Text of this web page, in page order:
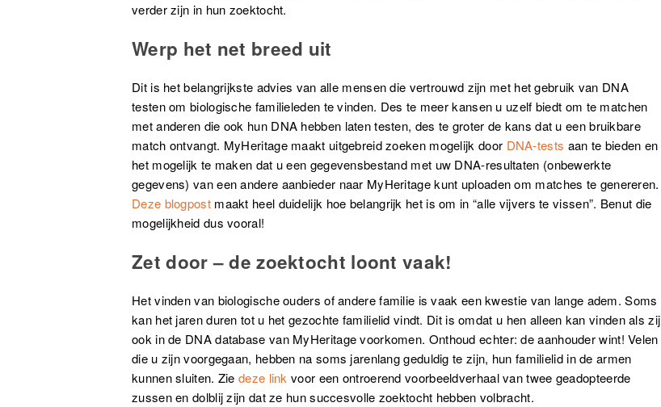
verder zijn in hun zoektocht.
Werp het net breed uit
Dit is het belangrijkste advies van alle mensen die vertrouwd zijn met het gebruik van DNA
testen om biologische familieleden te vinden. Des te meer kansen u uzelf biedt om te matchen
met anderen die ook hun DNA hebben laten testen, des te groter de kans dat u een bruikbare
match ontvangt. MyHeritage maakt uitgebreid zoeken mogelijk door DNA-tests aan te bieden en
het mogelijk te maken dat u een gegevensbestand met uw DNA-resultaten (onbewerkte
gegevens) van een andere aanbieder naar MyHeritage kunt uploaden om matches te genereren.
Deze blogpostmaakt heel duidelijk hoe belangrijk het is om in “alle vijvers te vissen”. Benut die
mogelijkheid dus vooral!
Zet door – de zoektocht loont vaak!
Het vinden van biologische ouders of andere familie is vaak een kwestie van lange adem. Soms
kan het jaren duren tot u het gezochte familielid vindt. Dit is omdat u hen alleen kan vinden als zij
ook in de DNA database van MyHeritage voorkomen. Onthoud echter: de aanhouder wint! Velen
die u zijn voorgegaan, hebben na soms jarenlang geduldig te zijn, hun familielid in de armen
kunnen sluiten. Ziedeze link voor een ontroerend voorbeeldverhaal van twee geadopteerde
zussen en dolblij zijn dat ze hun succesvolle zoektocht hebben volbracht.